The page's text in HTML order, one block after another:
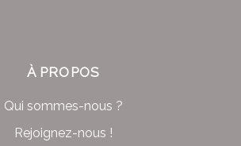
À PROPOS
Qui sommes-nous ?
Rejoignez-nous !